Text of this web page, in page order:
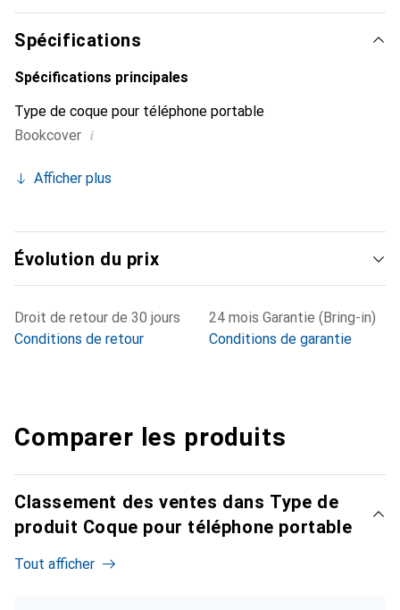
ses produits de haute qualité, la marque Noreve est un
choix fiable pour une clientèle exigeante.
Spécifications
Spécifications principales
Type de coque pour téléphone portable
Bookcover i
Afficher plus
Évolution du prix
Droit de retour de 30 jours
Conditions de retour
24 mois Garantie (Bring-in)
Conditions de garantie
Comparer les produits
Classement des ventes dans Type de
produit Coque pour téléphone portable
Tout afficher